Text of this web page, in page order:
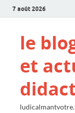
7 août 2026
le
et